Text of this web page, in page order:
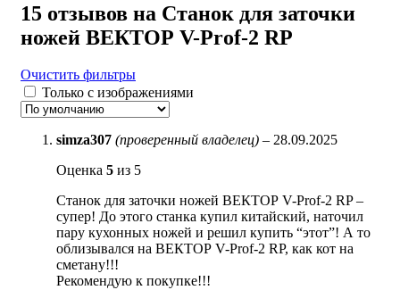
15 отзывов на Станок для заточки
ножей ВЕКТОР V-Prof-2 RP
Очистить фильтры
Только с изображениями
simza307 (проверенный владелец) – 28.09.2025
Оценка 5 из 5
Станок для заточки ножей ВЕКТОР V-Prof-2 RP –
супер! До этого станка купил китайский, наточил
пару кухонных ножей и решил купить “этот”! А то
облизывался на ВЕКТОР V-Prof-2 RP, как кот на
сметану!!!
Рекомендую к покупке!!!